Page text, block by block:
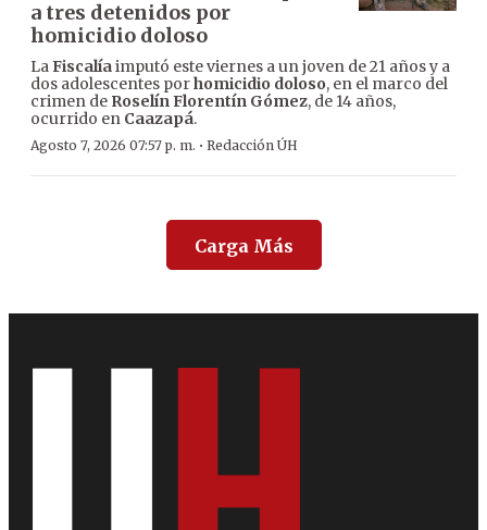
a tres detenidos por
homicidio doloso
LaFiscalíaimputó este viernes a un joven de 21 años y a
dos adolescentes porhomicidio doloso, en el marco del
crimen de Roselín Florentín Gómez, de 14 años,
ocurrido en Caazapá.
Agosto 7, 2026 07:57 p. m. · Redacción ÚH
Carga Más